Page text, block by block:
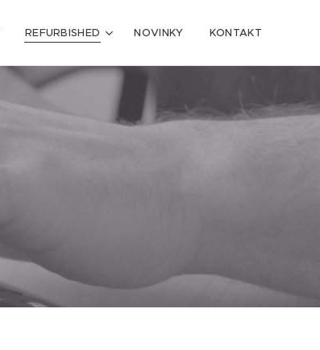
REFURBISHED NOVINKY KONTAKT